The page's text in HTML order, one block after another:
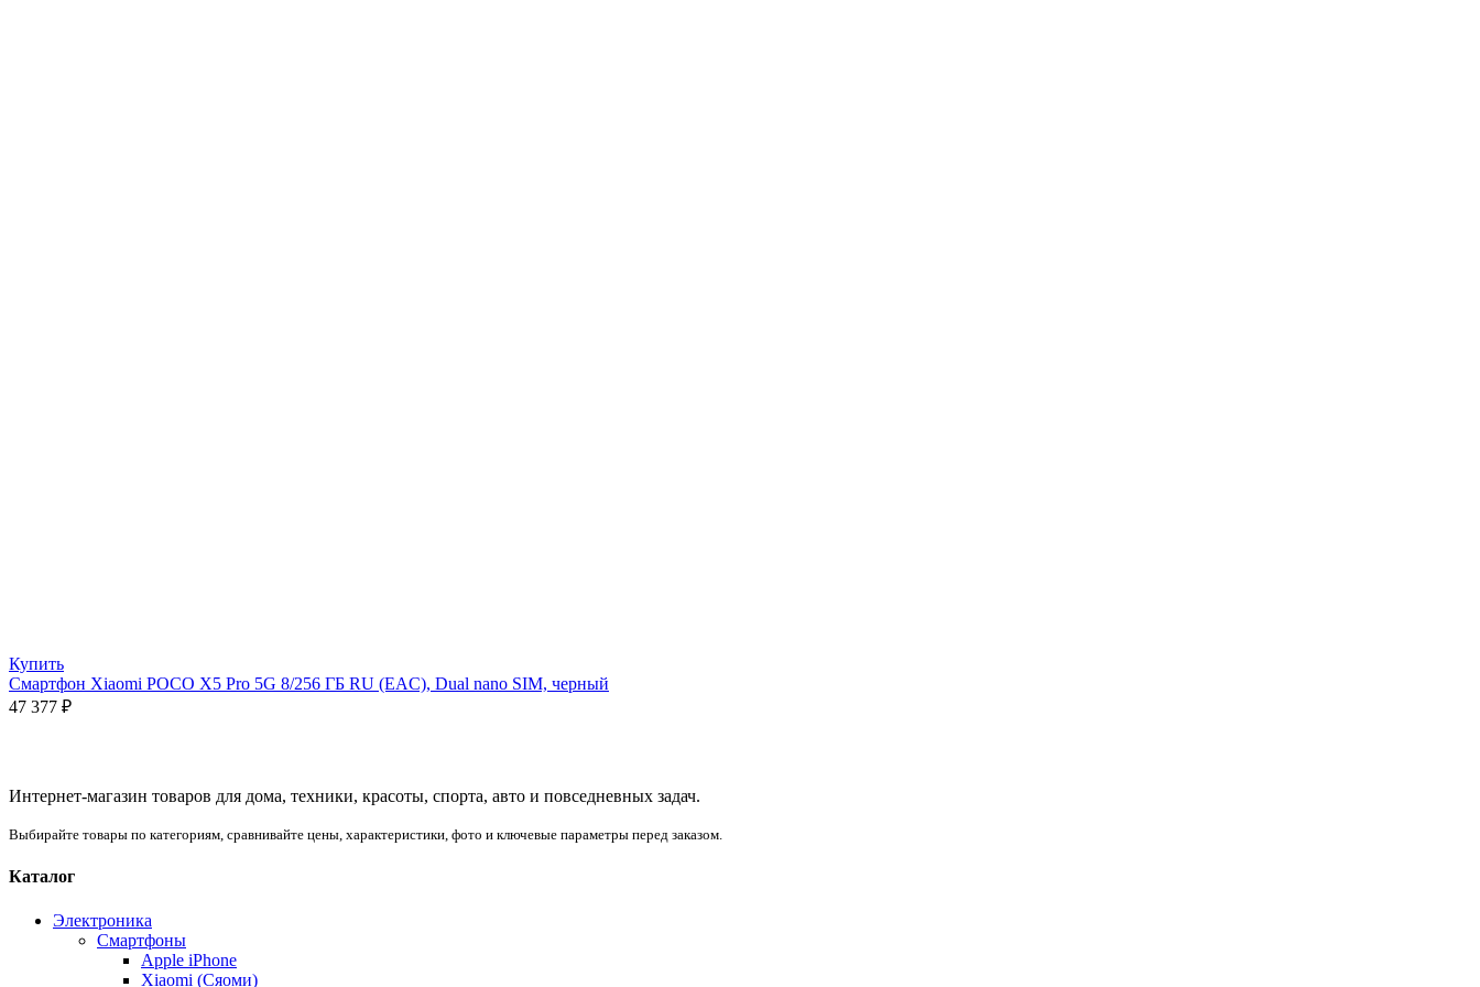
Купить
Смартфон Xiaomi POCO X5 Pro 5G 8/256 ГБ RU (EAC), Dual nano SIM, черный
47 377 ₽
Интернет-магазин товаров для дома, техники, красоты, спорта, авто и повседневных задач.
Выбирайте товары по категориям, сравнивайте цены, характеристики, фото и ключевые параметры перед заказом.
Каталог
Электроника
Смартфоны
Apple iPhone
Xiaomi (Сяоми)